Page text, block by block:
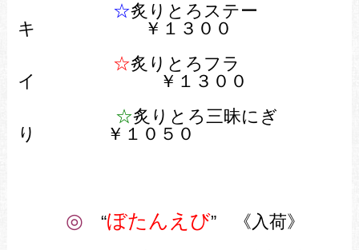
☆炙りとろステー
キ
￥１３００
☆炙りとろフラ
イ ￥１３００
☆炙りとろ三昧にぎ
り ￥１０５０
◎ “ぼたんえび” 《入荷》